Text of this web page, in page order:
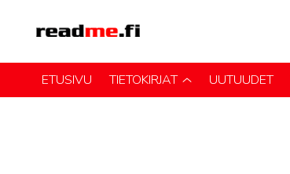
ETUSIVU TIETOKIRJAT UUTUUDET